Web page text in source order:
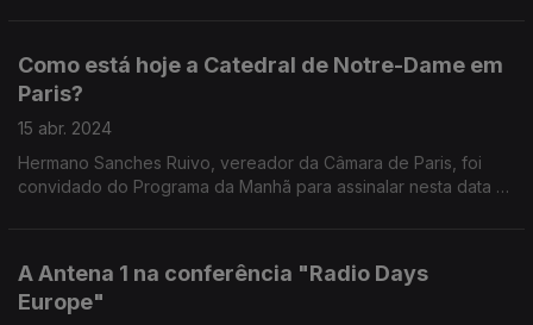
Como está hoje a Catedral de Notre-Dame em
Paris?
15 abr. 2024
Hermano Sanches Ruivo, vereador da Câmara de Paris, foi
convidado do Programa da Manhã para assinalar nesta data os
A Antena 1 na conferência "Radio Days
Europe"